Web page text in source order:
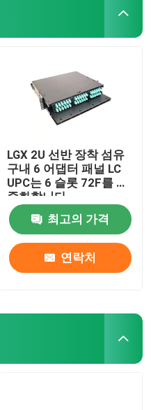
LGX 2U 선반 장착 섬유
구내 6 어댑터 패널 LC
UPC는 6 슬롯 72F를 이
중화합니다
최고의 가격
연락처